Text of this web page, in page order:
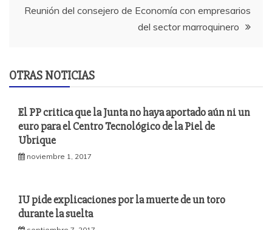
entradas
Reunión del consejero de Economía con empresarios
del sector marroquinero
OTRAS NOTICIAS
El PP critica que la Junta no haya aportado aún ni un
euro para el Centro Tecnológico de la Piel de
Ubrique
noviembre 1, 2017
IU pide explicaciones por la muerte de un toro
durante la suelta